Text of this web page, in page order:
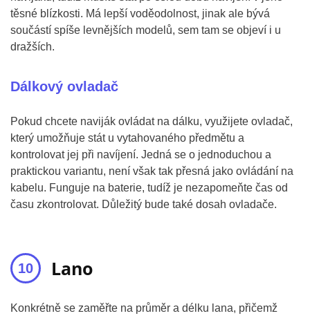
těsné blízkosti. Má lepší voděodolnost, jinak ale bývá
součástí spíše levnějších modelů, sem tam se objeví i u
dražších.
Dálkový ovladač
Pokud chcete naviják ovládat na dálku, využijete ovladač,
který umožňuje stát u vytahovaného předmětu a
kontrolovat jej při navíjení. Jedná se o jednoduchou a
praktickou variantu, není však tak přesná jako ovládání na
kabelu. Funguje na baterie, tudíž je nezapomeňte čas od
času zkontrolovat. Důležitý bude také dosah ovladače.
Lano
Konkrétně se zaměřte na průměr a délku lana, přičemž